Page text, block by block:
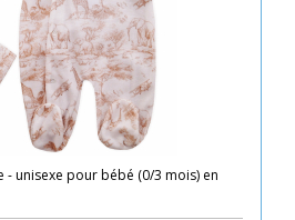
- unisexe pour bébé (0/3 mois) en